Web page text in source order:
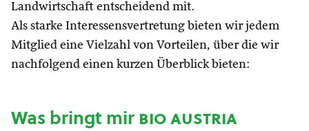
Landwirtschaft entscheidend mit.
Als starke Interessensvertretung bieten wir jedem
Mitglied eine Vielzahl von Vorteilen, über die wir
nachfolgend einen kurzen Überblick bieten:
Was bringt mirbio austria